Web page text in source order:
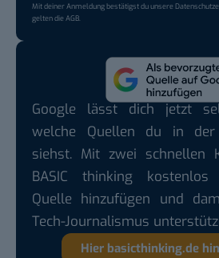
Mit deiner Anmeldung bestätigst du unsere
gelten dieAGB.
Google lässt dich jetzt
welche Quellen du in der
siehst. Mit zwei schnellen
BASIC thinking
Quelle hinzufügen und
Tech-Journalismus
Hier basicthinking.de